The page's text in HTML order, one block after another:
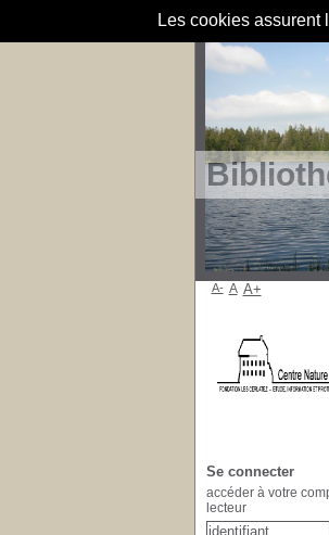
Les cookies
A- A A+
Se connecter
accéder à votre
lecteur